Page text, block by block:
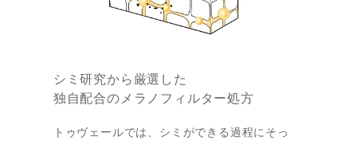
シミ研究から厳選した
独自配合のメラノフィルター処方
トゥヴェールでは、シミができる過程にそっ